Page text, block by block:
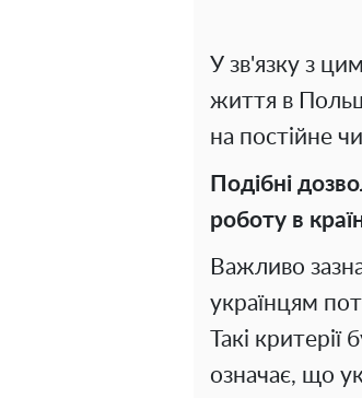
У зв'язку з
життя в
на постійне
Подібні
роботу в
Важливо
українцям
Такі
означає, що